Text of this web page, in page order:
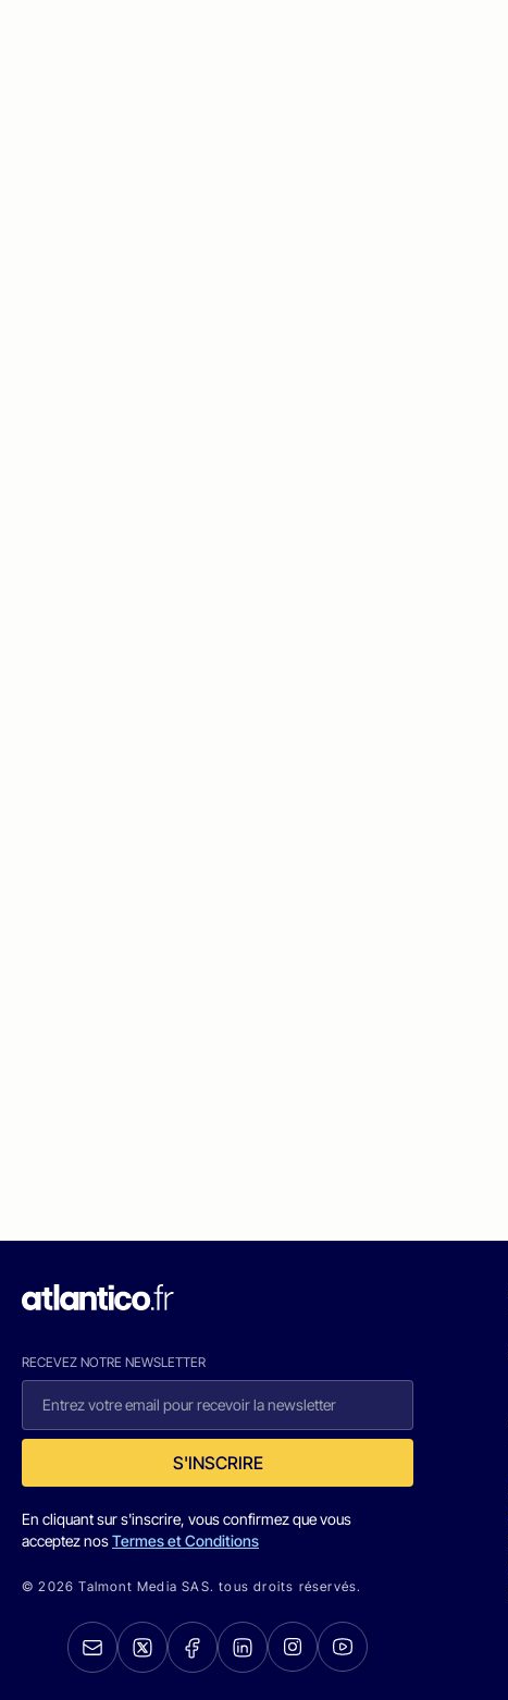
RECEVEZ NOTRE NEWSLETTER
S'INSCRIRE
En cliquant sur s'inscrire, vous confirmez que vous
acceptez nosTermes et Conditions
© 2026 Talmont Media SAS. tous droits réservés.